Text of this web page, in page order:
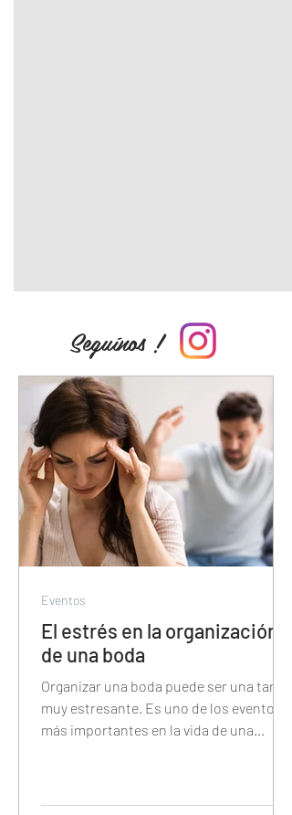
Seguínos !
El estrés en la organización
de una boda
Organizar una boda puede ser una tarea
muy estresante. Es uno de los eventos
más importantes en la vida de una
Eventos